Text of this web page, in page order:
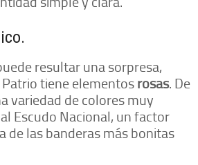
resultar una sorpresa,
tiene elementosrosas. De
variedad de colores muy
Escudo Nacional, un factor
de las banderas más bonitas